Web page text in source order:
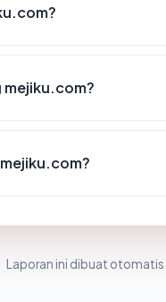
Laporan ini dibuat otomatis